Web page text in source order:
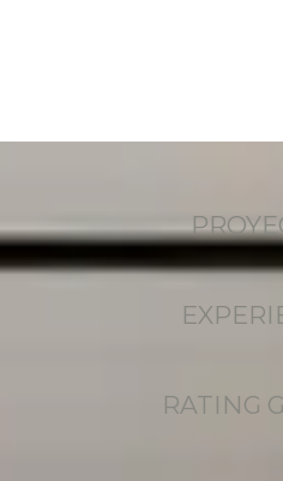
RATING